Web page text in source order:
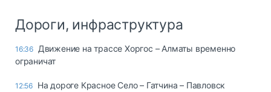
Дороги, инфраструктура
16:36 Движение на трассе Хоргос – Алматы временно
ограничат
12:56 На дороге Красное Село – Гатчина – Павловск